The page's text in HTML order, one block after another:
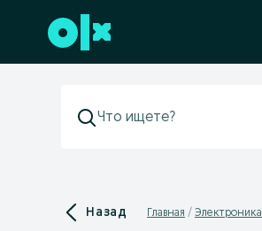
Перейти к нижнему колонтитулу
Назад Главная Электроника